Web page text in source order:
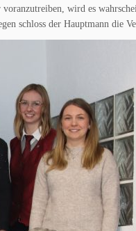
voranzutreiben, wird es
schloss der Hauptmann die